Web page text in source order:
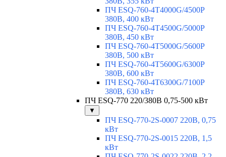
ПЧ ESQ-760-4T4000G/4500P
380В, 400 кВт
ПЧ ESQ-760-4T4500G/5000P
380В, 450 кВт
ПЧ ESQ-760-4T5000G/5600P
380В, 500 кВт
ПЧ ESQ-760-4T5600G/6300P
380В, 600 кВт
ПЧ ESQ-760-4T6300G/7100P
380В, 630 кВт
ПЧ ESQ-770 220/380В 0,75-500 кВт
▼
ПЧ ESQ-770-2S-0007 220В, 0,75
кВт
ПЧ ESQ-770-2S-0015 220В, 1,5
кВт